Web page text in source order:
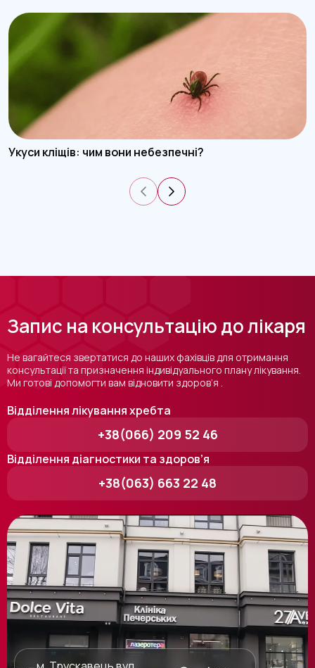
Укуси кліщів: чим вони небезпечні?
Запис на консультацію до лікаря
Не вагайтеся звертатися до наших фахівців для отримання
консультації та призначення індивідуального плану лікування.
Ми готові допомогти вам відновити здоров’я .
Відділення лікування хребта
+38(066) 209 52 46
Відділення діагностики та здоров’я
+38(063) 663 22 48